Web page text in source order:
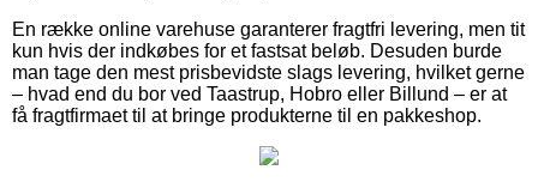
En række online varehuse garanterer fragtfri levering, men tit
kun hvis der indkøbes for et fastsat beløb. Desuden burde
man tage den mest prisbevidste slags levering, hvilket gerne
– hvad end du bor ved Taastrup, Hobro eller Billund – er at
få fragtfirmaet til at bringe produkterne til en pakkeshop.